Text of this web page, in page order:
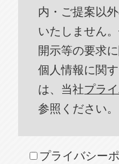
内・ご提案以
いたしません
開示等の要求
個人情報に関
は、当社プラ
参照ください。
プライバシー